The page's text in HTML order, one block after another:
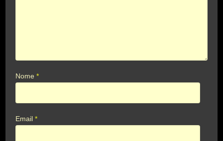
Nome*
Email*